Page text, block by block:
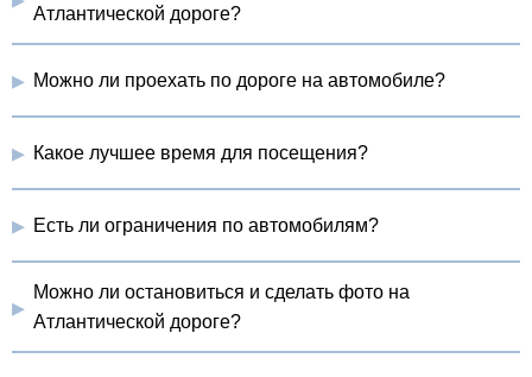
Атлантической дороге?
Можно ли проехать по дороге на автомобиле?
Какое лучшее время для посещения?
Есть ли ограничения по автомобилям?
Можно ли остановиться и сделать фото на
Атлантической дороге?